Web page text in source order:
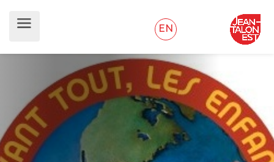
EN